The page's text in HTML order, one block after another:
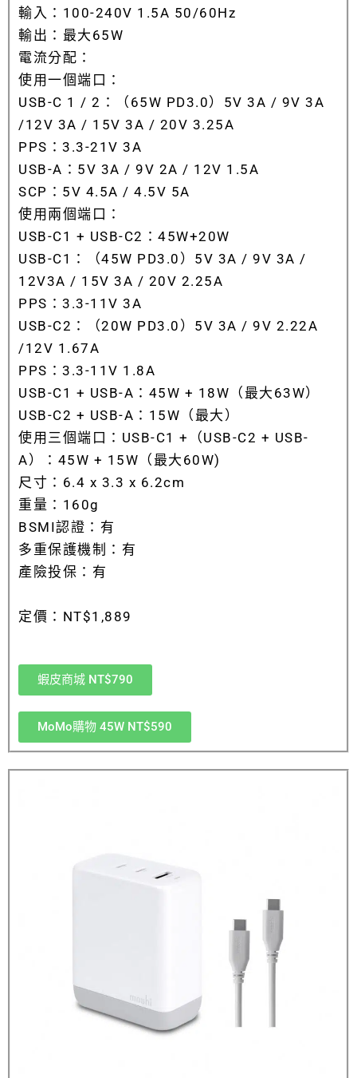
輸入：100-240V 1.5A 50/60Hz
輸出：最大65W
電流分配：
使用一個端口：
USB-C 1 / 2：（65W PD3.0）5V 3A / 9V 3A
/12V 3A / 15V 3A / 20V 3.25A
PPS：3.3-21V 3A
USB-A：5V 3A / 9V 2A / 12V 1.5A
SCP：5V 4.5A / 4.5V 5A
使用兩個端口：
USB-C1 + USB-C2：45W+20W
USB-C1：（45W PD3.0）5V 3A / 9V 3A /
12V3A / 15V 3A / 20V 2.25A
PPS：3.3-11V 3A
USB-C2：（20W PD3.0）5V 3A / 9V 2.22A
/12V 1.67A
PPS：3.3-11V 1.8A
USB-C1 + USB-A：45W + 18W（最大63W）
USB-C2 + USB-A：15W（最大）
使用三個端口：USB-C1 +（USB-C2 + USB-
A）：45W + 15W（最大60W)
尺寸：6.4 x 3.3 x 6.2cm
重量：160g
BSMI認證：有
多重保護機制：有
產險投保：有
定價：NT$1,889
蝦皮商城 NT$790
MoMo購物 45W NT$590